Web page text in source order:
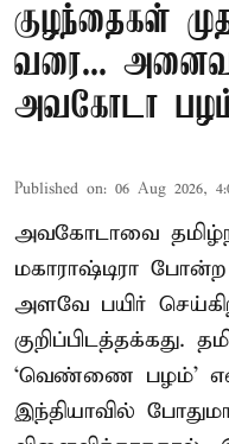
குழந்தைகள்
வரை...
அவகோடா
Published on: 06 Aug 2026,
அவகோடாவை
மகாராஷ்டிரா
அளவே பயிர்
குறிப்பிடத்தக்கது.
‘வெண்ணை பழம்’
இந்தியாவில்